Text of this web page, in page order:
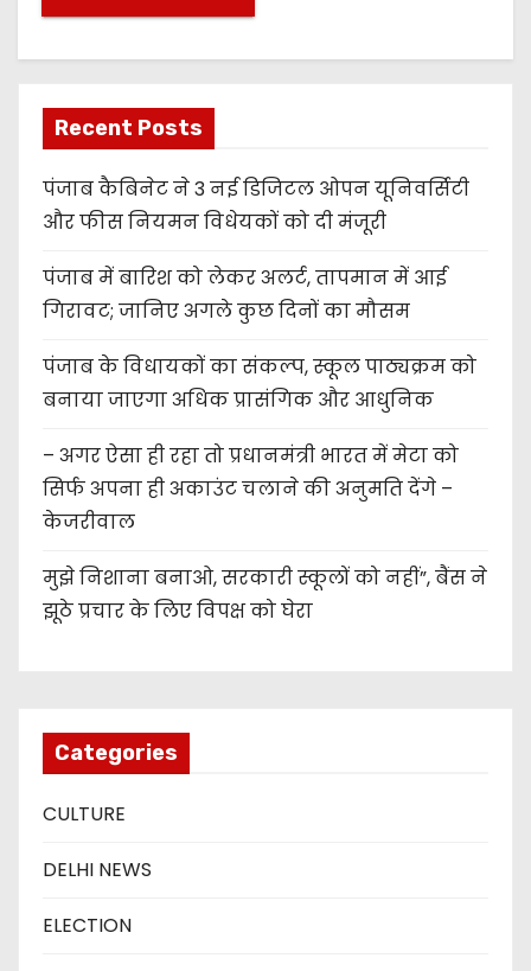
Recent Posts
पंजाब कैबिनेट ने 3 नई डिजिटल ओपन यूनिवर्सिटी
और फीस नियमन विधेयकों को दी मंजूरी
पंजाब में बारिश को लेकर अलर्ट, तापमान में आई
गिरावट; जानिए अगले कुछ दिनों का मौसम
पंजाब के विधायकों का संकल्प, स्कूल पाठ्यक्रम को
बनाया जाएगा अधिक प्रासंगिक और आधुनिक
– अगर ऐसा ही रहा तो प्रधानमंत्री भारत में मेटा को
सिर्फ अपना ही अकाउंट चलाने की अनुमति देंगे –
केजरीवाल
मुझे निशाना बनाओ, सरकारी स्कूलों को नहीं”, बैंस ने
झूठे प्रचार के लिए विपक्ष को घेरा
Categories
CULTURE
DELHI NEWS
ELECTION